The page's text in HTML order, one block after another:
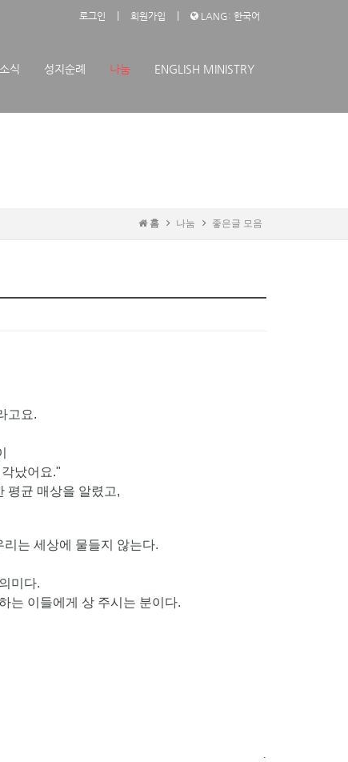
로그인 회원가입 LANG: 한국어
식 성지순례 나눔 ENGLISH MINISTRY
홈 나눔 좋은글 모음
고요.
났어요."
평균 매상을 알렸고,
는 세상에 물들지 않는다.
미다.
는 이들에게 상 주시는 분이다.
.